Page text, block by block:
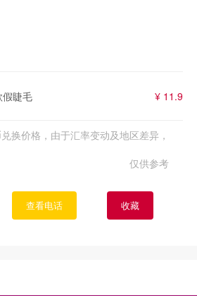
睫毛 ¥ 11.9
换价格，由于汇率变动及地区差异，
仅供参考
查看电话 收藏